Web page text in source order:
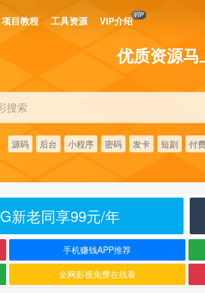
项目教程 工具资源 VIP介绍VIP
优质资源马
搜索
源码 后台 小程序 密码 发卡 短剧 付
新老同享99元/年
手机赚钱APP推荐
全网影视免费在线看